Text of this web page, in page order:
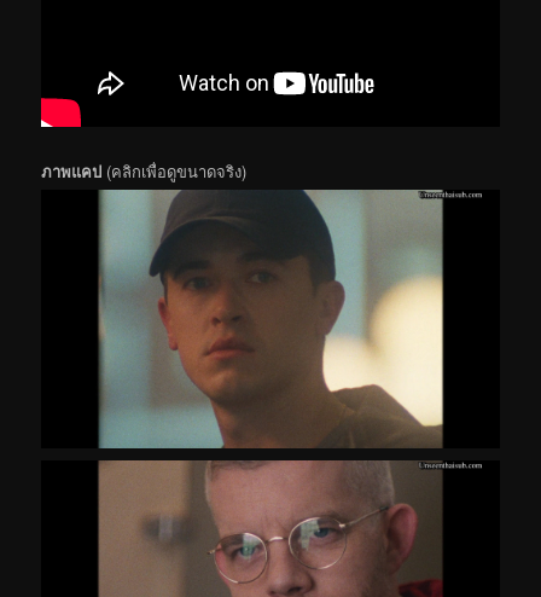
ภาพแคป (คลิกเพื่อดูขนาดจริง)